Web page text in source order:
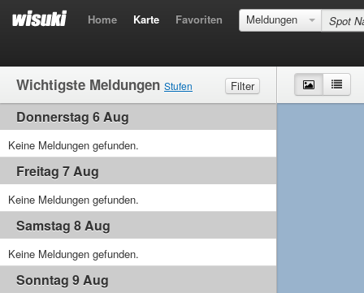
Home Karte Favoriten Meldungen
Wichtigste Meldungen Stufen
Filter
Wind
Wellen
Donnerstag 6 Aug
Keine Meldungen gefunden.
Freitag 7 Aug
Keine Meldungen gefunden.
Samstag 8 Aug
Keine Meldungen gefunden.
Sonntag 9 Aug
Karte